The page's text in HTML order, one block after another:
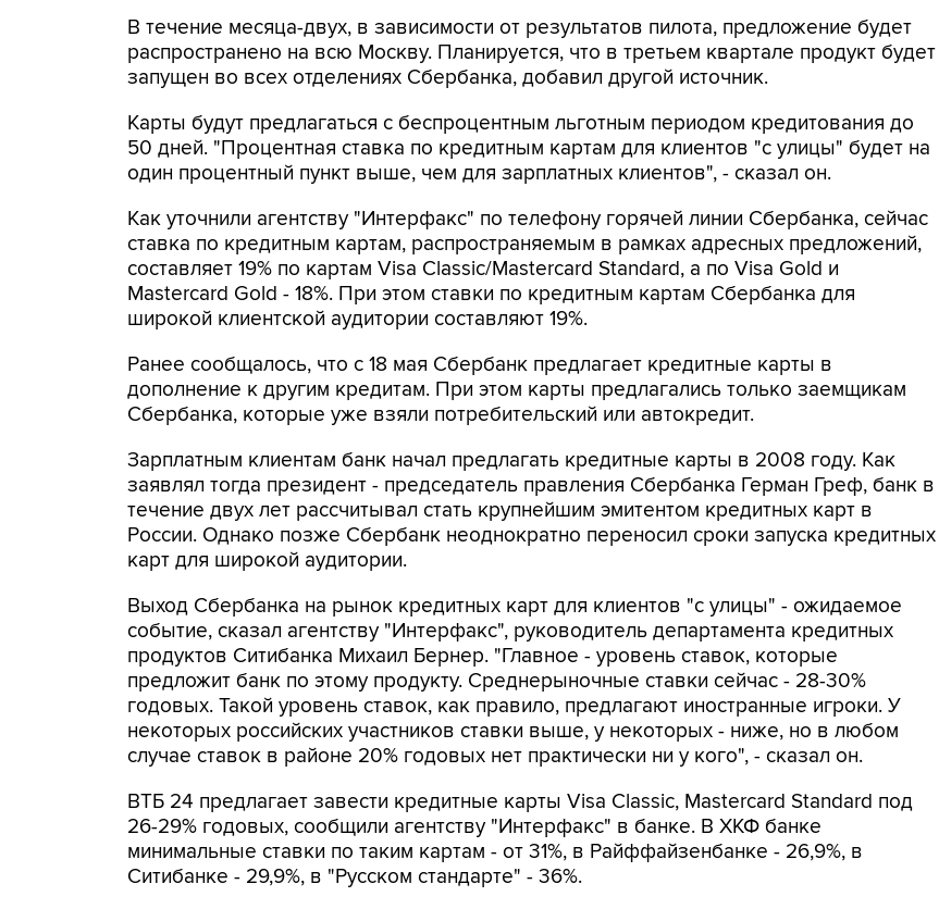
В течение месяца-двух, в зависимости от результатов пилота, предложение будет
распространено на всю Москву. Планируется, что в третьем квартале продукт будет
запущен во всех отделениях Сбербанка, добавил другой источник.
Карты будут предлагаться с беспроцентным льготным периодом кредитования до
50 дней. "Процентная ставка по кредитным картам для клиентов "с улицы" будет на
один процентный пункт выше, чем для зарплатных клиентов", - сказал он.
Как уточнили агентству "Интерфакс" по телефону горячей линии Сбербанка, сейчас
ставка по кредитным картам, распространяемым в рамках адресных предложений,
составляет 19% по картам Visa Classic/Mastercard Standard, а по Visa Gold и
Mastercard Gold - 18%. При этом ставки по кредитным картам Сбербанка для
широкой клиентской аудитории составляют 19%.
Ранее сообщалось, что с 18 мая Сбербанк предлагает кредитные карты в
дополнение к другим кредитам. При этом карты предлагались только заемщикам
Сбербанка, которые уже взяли потребительский или автокредит.
Зарплатным клиентам банк начал предлагать кредитные карты в 2008 году. Как
заявлял тогда президент - председатель правления Сбербанка Герман Греф, банк в
течение двух лет рассчитывал стать крупнейшим эмитентом кредитных карт в
России. Однако позже Сбербанк неоднократно переносил сроки запуска кредитных
карт для широкой аудитории.
Выход Сбербанка на рынок кредитных карт для клиентов "с улицы" - ожидаемое
событие, сказал агентству "Интерфакс", руководитель департамента кредитных
продуктов Ситибанка Михаил Бернер. "Главное - уровень ставок, которые
предложит банк по этому продукту. Среднерыночные ставки сейчас - 28-30%
годовых. Такой уровень ставок, как правило, предлагают иностранные игроки. У
некоторых российских участников ставки выше, у некоторых - ниже, но в любом
случае ставок в районе 20% годовых нет практически ни у кого", - сказал он.
ВТБ 24 предлагает завести кредитные карты Visa Classic, Mastercard Standard под
26-29% годовых, сообщили агентству "Интерфакс" в банке. В ХКФ банке
минимальные ставки по таким картам - от 31%, в Райффайзенбанке - 26,9%, в
Ситибанке - 29,9%, в "Русском стандарте" - 36%.